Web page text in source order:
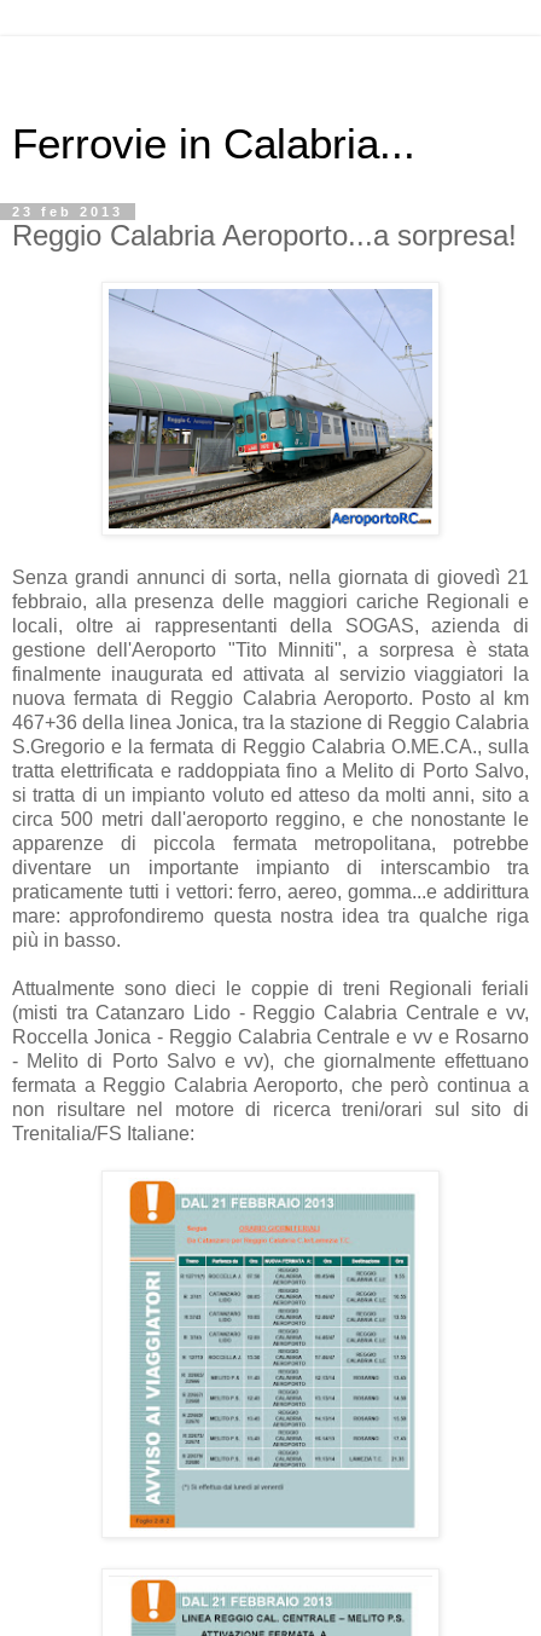
Ferrovie in Calabria...
23 feb 2013
Reggio Calabria Aeroporto...a sorpresa!
Senza grandi annunci di sorta, nella giornata di giovedì 21
febbraio, alla presenza delle maggiori cariche Regionali e
locali, oltre ai rappresentanti della SOGAS, azienda di
gestione dell'Aeroporto "Tito Minniti", a sorpresa è stata
finalmente inaugurata ed attivata al servizio viaggiatori la
nuova fermata di Reggio Calabria Aeroporto. Posto al km
467+36 della linea Jonica, tra la stazione di Reggio Calabria
S.Gregorio e la fermata di Reggio Calabria O.ME.CA., sulla
tratta elettrificata e raddoppiata fino a Melito di Porto Salvo,
si tratta di un impianto voluto ed atteso da molti anni, sito a
circa 500 metri dall'aeroporto reggino, e che nonostante le
apparenze di piccola fermata metropolitana, potrebbe
diventare un importante impianto di interscambio tra
praticamente tutti i vettori: ferro, aereo, gomma...e addirittura
mare: approfondiremo questa nostra idea tra qualche riga
più in basso.
Attualmente sono dieci le coppie di treni Regionali feriali
(misti tra Catanzaro Lido - Reggio Calabria Centrale e vv,
Roccella Jonica - Reggio Calabria Centrale e vv e Rosarno
- Melito di Porto Salvo e vv), che giornalmente effettuano
fermata a Reggio Calabria Aeroporto, che però continua a
non risultare nel motore di ricerca treni/orari sul sito di
Trenitalia/FS Italiane: